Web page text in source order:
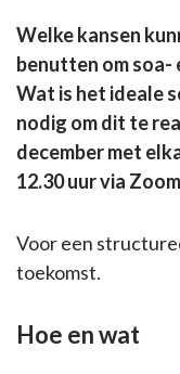
Welke kansen
benutten om soa-
Wat is het ideale
nodig om dit te
december met
12.30 uur via
Voor een
toekomst.
Hoe en wat